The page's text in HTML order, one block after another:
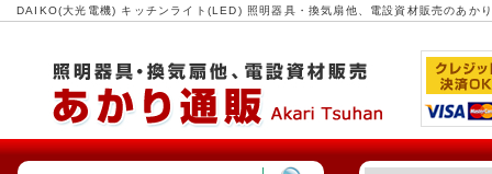
DAIKO(大光電機) キッチンライト(LED) 照明器具・換気扇他、電設資材販売のあか